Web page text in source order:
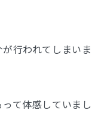
行われてしまいま
て体感していまし